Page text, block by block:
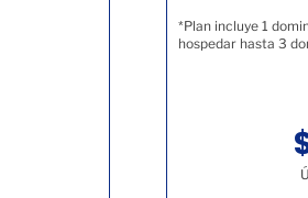
*Plan incluye 1
hospedar hasta 3